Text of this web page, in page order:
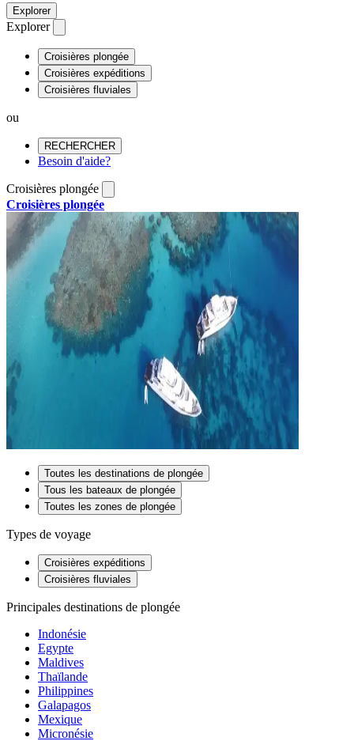
Explorer
Explorer
Croisières plongée
Croisières expéditions
Croisières fluviales
ou
RECHERCHER
Besoin d'aide?
Croisières plongée
Croisières plongée
Toutes les destinations de plongée
Tous les bateaux de plongée
Toutes les zones de plongée
Types de voyage
Croisières expéditions
Croisières fluviales
Principales destinations de plongée
Indonésie
Egypte
Maldives
Thaïlande
Philippines
Galapagos
Mexique
Micronésie